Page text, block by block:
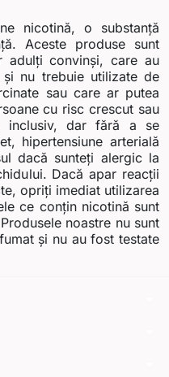
nicotină, o substanță
Aceste produse sunt
adulți convinși, care au
nu trebuie utilizate de
sau care ar putea
cu risc crescut sau
inclusiv, dar fără a se
hipertensiune arterială
dacă sunteți alergic la
Dacă apar reacții
opriți imediat utilizarea
ce conțin nicotină sunt
noastre nu sunt
și nu au fost testate